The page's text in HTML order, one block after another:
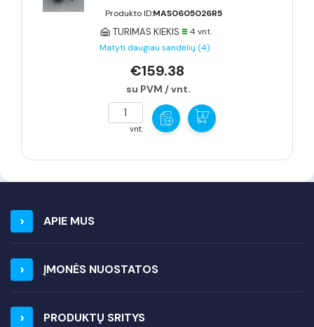
Produkto ID:MAS0605026R5
4 vnt.
TURIMAS KIEKIS
Matyti daugiau sandėlių (4)
€159.38
su PVM / vnt.
vnt.
APIE MUS
ĮMONĖS NUOSTATOS
PRODUKTŲ SRITYS